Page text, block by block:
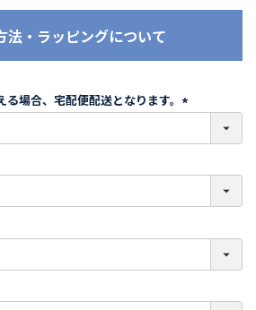
法・ラッピングについて
場合、宅配便配送となります。
必
)